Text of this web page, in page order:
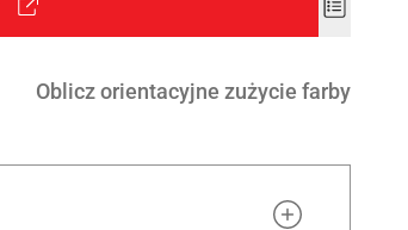
Add
Oblicz orientacyjne zużycie farby